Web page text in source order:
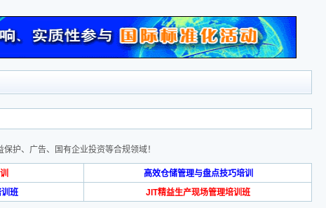
护、广告、国有企业投资等合规领域！
高效仓储管理与盘点技巧培训
班 JIT精益生产现场管理培训班